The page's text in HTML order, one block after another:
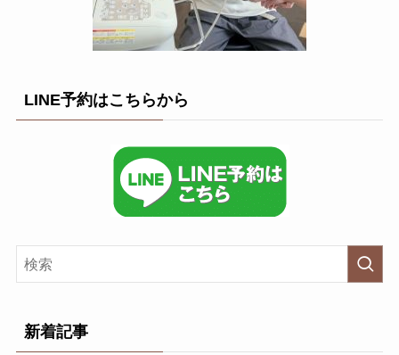
LINE予約はこちらから
新着記事